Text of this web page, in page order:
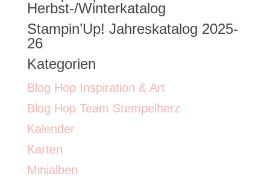
Herbst-/Winterkatalog
Stampin’Up! Jahreskatalog 2025-
26
Kategorien
Blog Hop Inspiration & Art
Blog Hop Team Stempelherz
Kalender
Karten
Minialben